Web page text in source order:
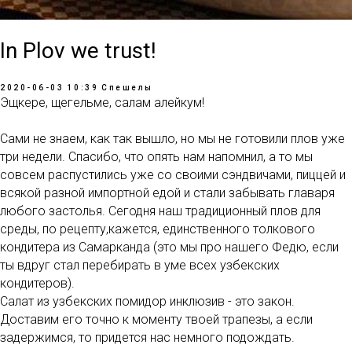
In Plov we trust!
2020-06-03 10:39 Спешелы
Эщкере, щегельме, салам алейкум!
Сами не знаем, как так вышло, но мы не готовили плов уже
три недели. Спасибо, что опять нам напомнил, а то мы
совсем распустились уже со своими сэндвичами, пиццей и
всякой разной импортной едой и стали забывать главаря
любого застолья. Сегодня наш традиционный плов для
среды, по рецепту,кажется, единственного толкового
кондитера из Самарканда (это мы про нашего Федю, если
ты вдруг стал перебирать в уме всех узбекских
кондитеров).
Салат из узбекских помидор инклюзив - это закон.
Доставим его точно к моменту твоей трапезы, а если
задержимся, то придется нас немного подождать.